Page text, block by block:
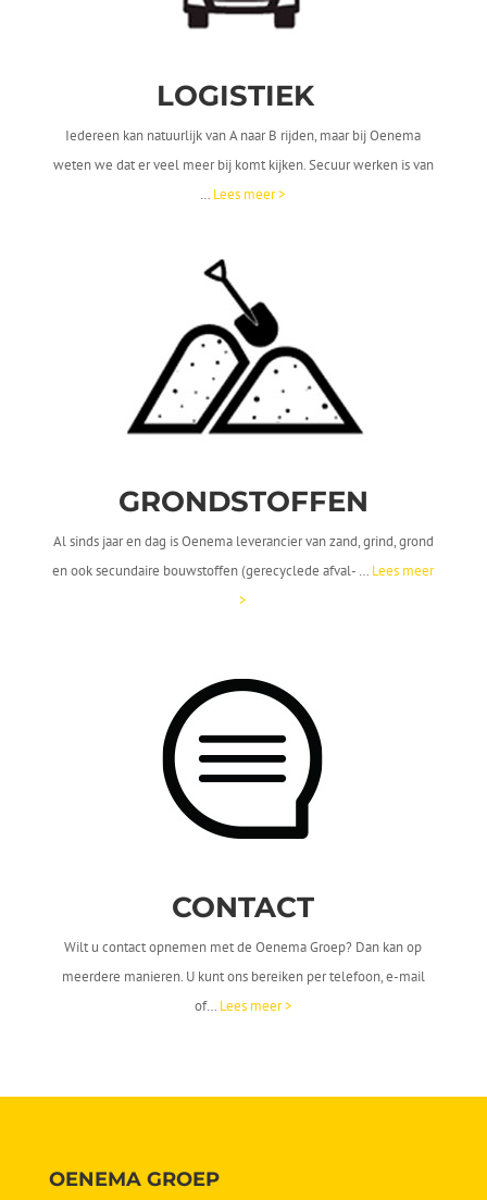
LOGISTIEK
Iedereen kan natuurlijk van A naar B rijden, maar bij Oenema
weten we dat er veel meer bij komt kijken. Secuur werken is van
… Lees meer >
GRONDSTOFFEN
Al sinds jaar en dag is Oenema leverancier van zand, grind, grond
en ook secundaire bouwstoffen (gerecyclede afval- … Lees meer
>
CONTACT
Wilt u contact opnemen met de Oenema Groep? Dan kan op
meerdere manieren. U kunt ons bereiken per telefoon, e-mail
of… Lees meer >
OENEMA GROEP